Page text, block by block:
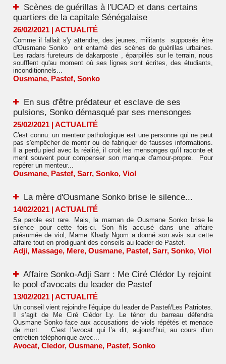
Scènes de guérillas à l'UCAD et dans certains
quartiers de la capitale Sénégalaise
26/02/2021 | ACTUALITÉ
Comme il fallait s'y attendre, des jeunes, militants supposés être
d'Ousmane Sonko ont entamé des scènes de guérillas urbaines.
Les radars fureteurs de dakarposte , éparpillés sur le terrain, nous
soufflent qu'au moment où ses lignes sont écrites, des étudiants,
inconditionnels...
Ousmane, Pastef, Sonko
En sus d'être prédateur et esclave de ses
pulsions, Sonko démasqué par ses mensonges
25/02/2021 | ACTUALITÉ
C'est connu: un menteur pathologique est une personne qui ne peut
pas s'empêcher de mentir ou de fabriquer de fausses informations.
Il a perdu pied avec la réalité, il croit les mensonges qu'il raconte et
ment souvent pour compenser son manque d'amour-propre. Pour
repérer un menteur...
Ousmane, Pastef, Sarr, Sonko, Viol
La mère d'Ousmane Sonko brise le silence...
14/02/2021 | ACTUALITÉ
Sa parole est rare. Mais, la maman de Ousmane Sonko brise le
silence pour cette fois-ci. Son fils accusé dans une affaire
présumée de viol, Mame Khady Ngom a donné son avis sur cette
affaire tout en prodiguant des conseils au leader de Pastef.
Adji, Massage, Mere, Ousmane, Pastef, Sarr, Sonko, Viol
Affaire Sonko-Adji Sarr : Me Ciré Clédor Ly rejoint
le pool d'avocats du leader de Pastef
13/02/2021 | ACTUALITÉ
Un conseil vient rejoindre l'équipe du leader de Pastef/Les Patriotes.
Il s’agit de Me Ciré Clédor Ly. Le ténor du barreau défendra
Ousmane Sonko face aux accusations de viols répétés et menace
de mort. C’est l’avocat qui l’a dit, aujourd’hui, au cours d’un
entretien téléphonique avec...
Avocat, Cledor, Ousmane, Pastef, Sonko